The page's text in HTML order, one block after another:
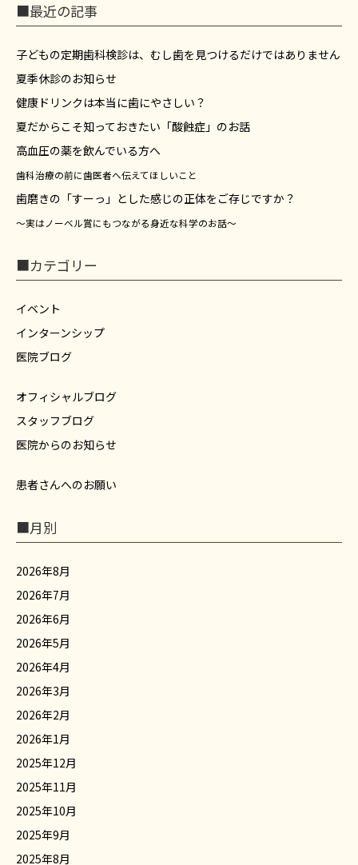
■最近の記事
子どもの定期歯科検診は、むし歯を見つけるだけではありません
夏季休診のお知らせ
健康ドリンクは本当に歯にやさしい？
夏だからこそ知っておきたい「酸蝕症」のお話
高血圧の薬を飲んでいる方へ
歯科治療の前に歯医者へ伝えてほしいこと
歯磨きの「すーっ」とした感じの正体をご存じですか？
～実はノーベル賞にもつながる身近な科学のお話～
■カテゴリー
イベント
インターンシップ
医院ブログ
オフィシャルブログ
スタッフブログ
医院からのお知らせ
患者さんへのお願い
■月別
2026年8月
2026年7月
2026年6月
2026年5月
2026年4月
2026年3月
2026年2月
2026年1月
2025年12月
2025年11月
2025年10月
2025年9月
2025年8月